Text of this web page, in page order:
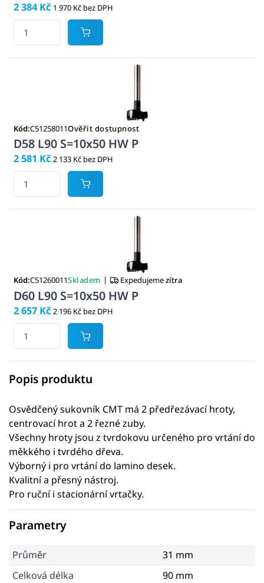
2 384 Kč 1 970 Kč bez DPH
Kód:C51258011Ověřit dostupnost
D58 L90 S=10x50 HW P
2 581 Kč 2 133 Kč bez DPH
Kód:C51260011Skladem | Expedujemezítra
D60 L90 S=10x50 HW P
2 657 Kč 2 196 Kč bez DPH
Popis produktu
Osvědčený sukovník CMT má 2 předřezávací hroty,
centrovací hrot a 2 řezné zuby.
Všechny hroty jsou z tvrdokovu určeného pro vrtání do
měkkého i tvrdého dřeva.
Výborný i pro vrtání do lamino desek.
Kvalitní a přesný nástroj.
Pro ruční i stacionární vrtačky.
Parametry
Průměr
31 mm
Celková délka
90 mm